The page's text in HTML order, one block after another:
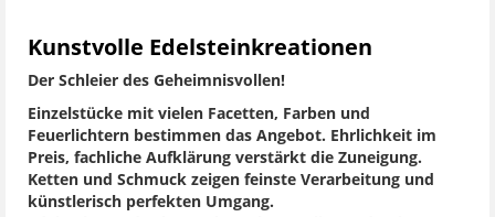
Kunstvolle Edelsteinkreationen
Der Schleier des Geheimnisvollen!
Einzelstücke mit vielen Facetten, Farben und
Feuerlichtern bestimmen das Angebot. Ehrlichkeit im
Preis, fachliche Aufklärung verstärkt die Zuneigung.
Ketten und Schmuck zeigen feinste Verarbeitung und
künstlerisch perfekten Umgang.